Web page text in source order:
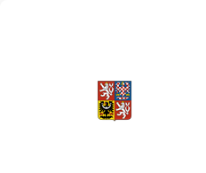
ZVOLTE SI OBLAST: